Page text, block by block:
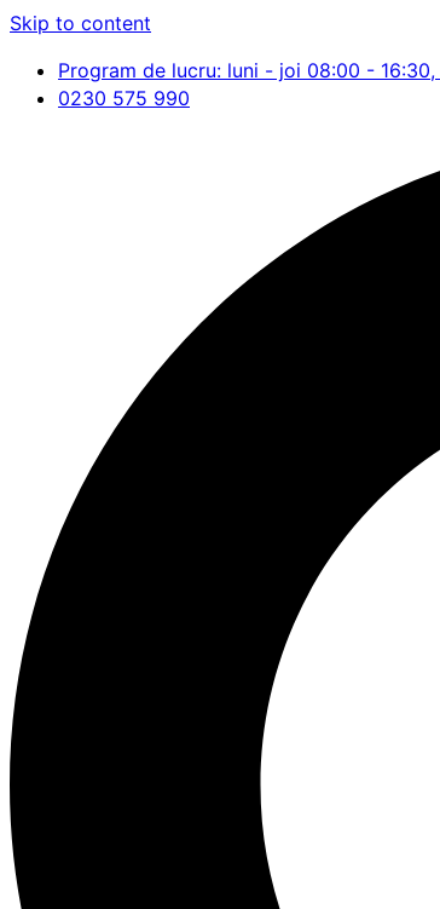
Skip to content
Program de lucru: luni - joi 08:00 -
0230 575 990